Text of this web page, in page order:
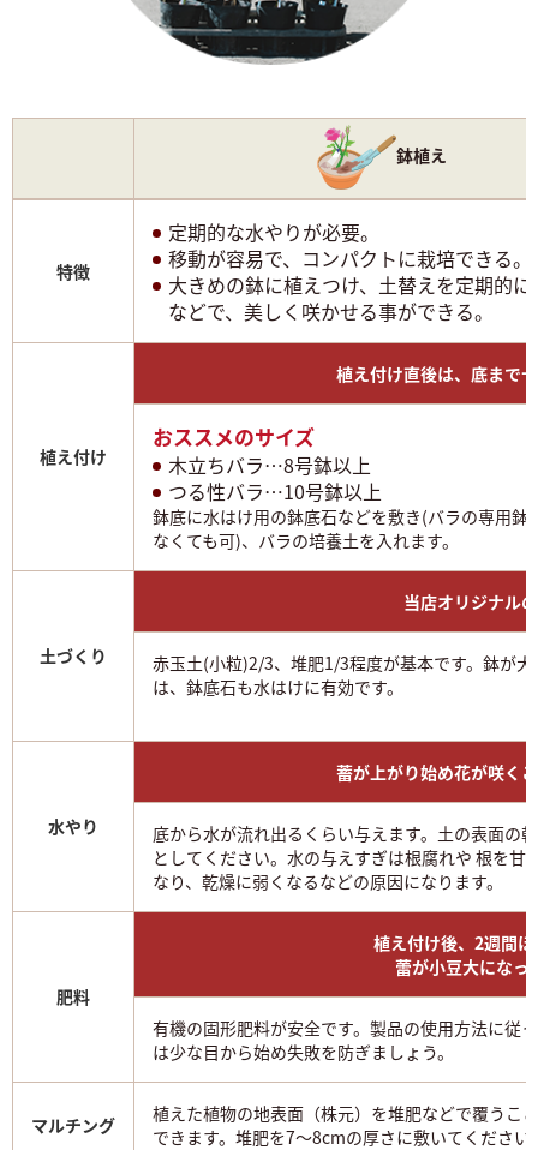
鉢植え
特徴
定期的な水やりが必要。
移動が容易で、コンパクトに栽培できる。
大きめの鉢に植えつけ、土替えを定期的
などで、美しく咲かせる事ができる。
植え付け
植え付け直後は、底まで
おススメのサイズ
木立ちバラ…8号鉢以上
つる性バラ…10号鉢以上
鉢底に水はけ用の鉢底石などを敷き(バラの専用鉢
なくても可)、バラの培養土を入れます。
土づくり
当店オリジナル
赤玉土(小粒)2/3、堆肥1/3程度が基本です。鉢が大
は、鉢底石も水はけに有効です。
水やり
蓄が上がり始め花が咲く
底から水が流れ出るくらい与えます。土の表面の
としてください。水の与えすぎは根腐れや 根を甘
なり、乾燥に弱くなるなどの原因になります。
肥料
植え付け後、2週間
蕾が小豆大になっ
有機の固形肥料が安全です。製品の使用方法に従
は少な目から始め失敗を防ぎましょう。
マルチング
植えた植物の地表面（株元）を堆肥などで覆うこ
できます。堆肥を7～8cmの厚さに敷いてくださ